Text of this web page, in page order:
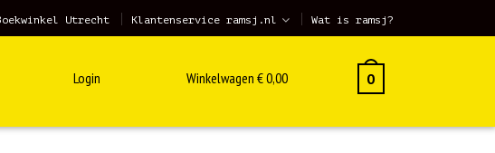
Utrecht Klantenservice ramsj.nl Wat is ramsj?
Login Winkelwagen €0,00 0